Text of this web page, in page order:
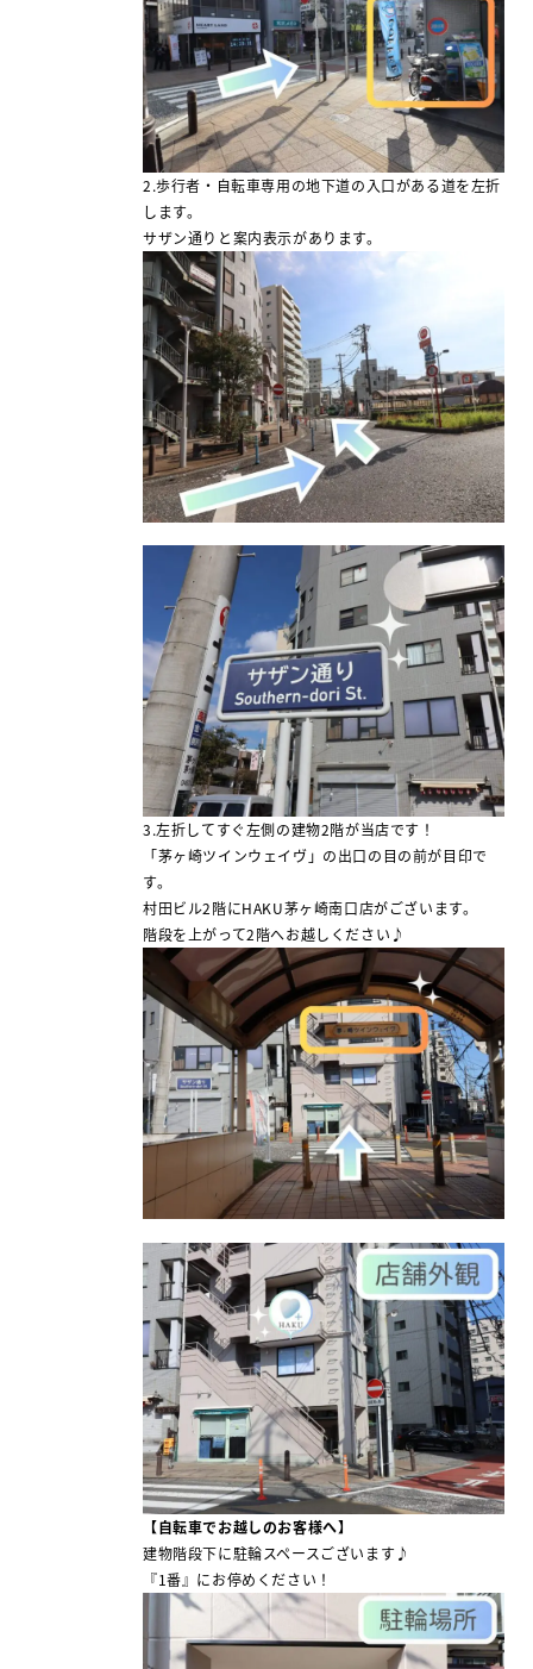
2.歩行者・自転車専用の地下道の入口がある道を左折
します。
サザン通りと案内表示があります。
3.左折してすぐ左側の建物2階が当店です！
「茅ヶ崎ツインウェイヴ」の出口の目の前が目印で
す。
村田ビル2階にHAKU茅ヶ崎南口店がございます。
階段を上がって2階へお越しください♪
【自転車でお越しのお客様へ】
建物階段下に駐輪スペースございます♪
『1番』にお停めください！